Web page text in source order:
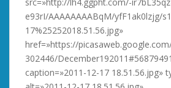
e93rI/AAAAAAAABqM/yfF1ak0lzjg/
17%25252018.51.56.jpg»
href=»https://
302446/
caption=»2011-12-17 18.51.56.jpg»